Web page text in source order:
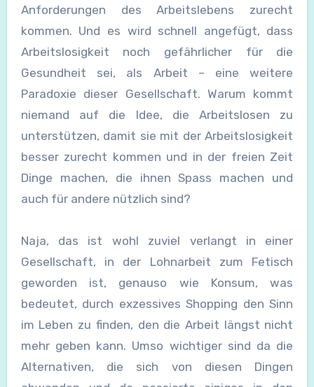
Anforderungen des Arbeitslebens zurecht
kommen. Und es wird schnell angefügt, dass
Arbeitslosigkeit noch gefährlicher für die
Gesundheit sei, als Arbeit – eine weitere
Paradoxie dieser Gesellschaft. Warum kommt
niemand auf die Idee, die Arbeitslosen zu
unterstützen, damit sie mit der Arbeitslosigkeit
besser zurecht kommen und in der freien Zeit
Dinge machen, die ihnen Spass machen und
auch für andere nützlich sind?
Naja, das ist wohl zuviel verlangt in einer
Gesellschaft, in der Lohnarbeit zum Fetisch
geworden ist, genauso wie Konsum, was
bedeutet, durch exzessives Shopping den Sinn
im Leben zu finden, den die Arbeit längst nicht
mehr geben kann. Umso wichtiger sind da die
Alternativen, die sich von diesen Dingen